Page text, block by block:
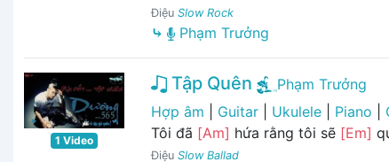
Điệu Slow Rock
⤷ Phạm Trưởng
1 Video
Tập Quên
Phạm Trưởng
Hợp âm
Guitar| Ukulele| Piano
Tôi đã [Am] hứa rằng tôi sẽ [Em]
Điệu Slow Ballad